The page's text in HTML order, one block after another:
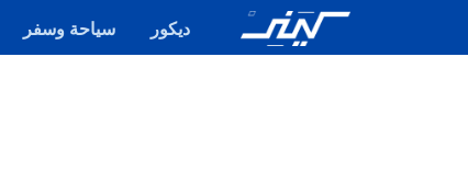
ديكور سياحة وسفر